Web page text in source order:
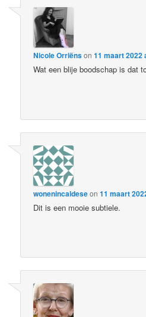
Nicole Orriënson11 maart 2022
Wat een blije boodschap is dat
wonenincaldeseon11 maart
Dit is een mooie subtiele.